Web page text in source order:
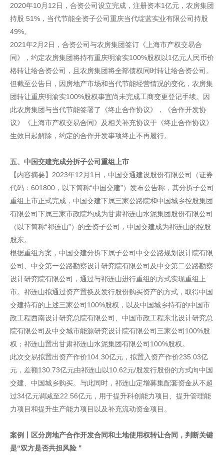
2020年10月12日，合资公司设立完成，注册资本1亿元，农房集团
持股 51%，当代节能全资子公司重庆当代绽蓝实业有限公司持股
49%。
2021年2月2日，合资公司与农房集团签订《上海市产权交易合
同》，约定农房集团将持有重庆明渝实100%股权以1亿元人民币价
格转让给合资公司，且农房集团将全部债权同时转让给合资公司。
但截至公告日，因房地产市场和当代节能经营情况的变化，农房集
团转让重庆明渝实100%股权事宜尚未完成工商变更登记手续。因
此农房集团与当代节能签署了《终止合作协议》，《合作开发协
议》《上海市产权交易合同》及相关补充协议于《终止合作协议》
生效日起解除，约定的合作开发事项终止不再履行。
五、中国交建完成分拆子公司重组上市
【内容摘要】2023年12月1日，中国交通建设股份有限公司（证券
代码：601800，以下简称“中国交建”）发布公告称，其分拆子公司
重组上市正式完成，中国交建下属三家公路院和中国城乡控股集团
有限公司下属三家市政院均成为甘肃祁连山水泥集团股份有限公司
（以下简称“祁连山”）的全资子公司，中国交建成为祁连山的控股
股东。
根据重组方案，中国交建分拆下属子公司中交公路规划设计院有限
公司、中交第一公路勘察设计研究院有限公司及中交第二公路勘察
设计研究院有限公司，通过与祁连山进行重组的方式实现重组上
市。祁连山拟通过资产置换及发行股份购买资产的方式，取得中国
交建持有的上述三家公司100%股权，以及中国城乡持有的中国市
政工程西南设计研究总院有限公司、中国市政工程东北设计研究总
院有限公司及中交城市能源研究设计院有限公司三家公司100%股
权；祁连山置出甘肃祁连山水泥集团有限公司100%股权。
此次交易拟置出资产作价104.30亿元，拟置入资产作价235.03亿
元，差额130.73亿元由祁连山以10.62元/股发行股份的方式向中国
交建、中国城乡购买。与此同时，祁连山定增募集配套资金从不超
过34亿元调减至22.56亿元，用于提升科创能力项目、提升管理能
力项目和提升生产能力项目以及补充流动资金项目。
案例丨区分房地产合作开发合同和土地使用权转让合同，判断关键
是“双方是否共担风险＂